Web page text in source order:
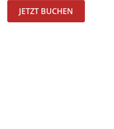
JETZT BUCHEN